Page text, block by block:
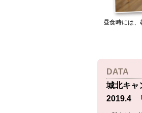
昼食時には、
DATA
城北キャ
2019.4